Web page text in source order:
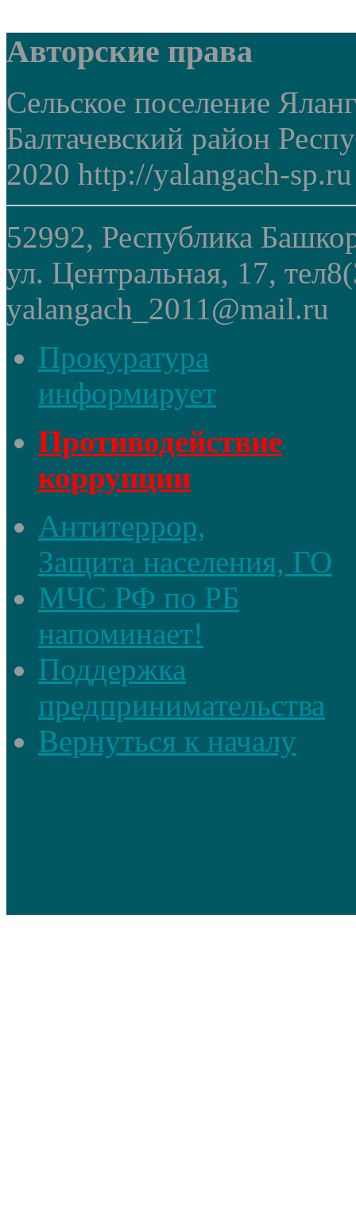
Авторские права
Сельское поселение
Балтачевский район
2020 http://yalangach-sp.ru
52992, Республика
ул. Центральная, 17,
yalangach_2011@mail.ru
Прокуратура
информирует
Противодействие
коррупции
Антитеррор,
Защита населения, ГО
МЧС РФ по РБ
напоминает!
Поддержка
предпринимательства
Вернуться к началу